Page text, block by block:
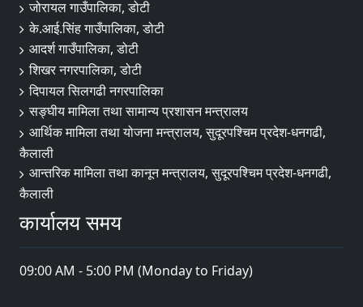
जोरायल गाउँपालिका, डोटी
के.आई.सिंह गाउँपालिका, डोटी
आदर्श गाउँपालिका, डोटी
शिखर नगरपालिका, डोटी
दिपायल सिलगढी नगरपालिका
सङ्‍घीय मामिला तथा सामान्य प्रशासन मन्त्रालय
आर्थिक मामिला तथा योजना मन्त्रालय, सुदूरपश्चिम प्रदेश-धनगढी,
कैलाली
आन्तरिक मामिला तथा कानून मन्त्रालय, सुदूरपश्चिम प्रदेश-धनगढी,
कैलाली
कार्यालय समय
09:00 AM - 5:00 PM (Monday to Friday)